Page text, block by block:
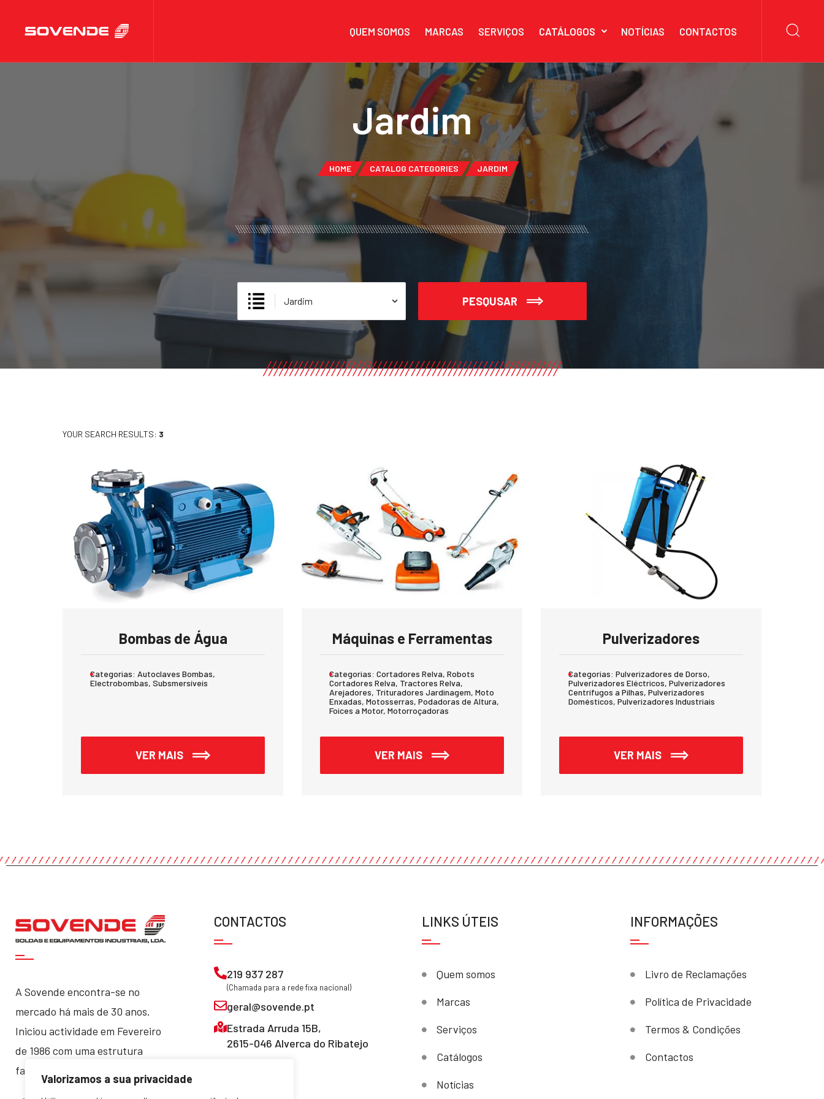
Valorizamos a sua privacidade
QUEM SOMOS MARCAS SERVIÇOS CATÁLOGOS NOTÍCIAS CONTACTOS
Jardim
HOME CATALOG CATEGORIES JARDIM
PESQUSAR
YOUR SEARCH RESULTS: 3
Bombas de Água
Categorias: Autoclaves Bombas,
Electrobombas, Subsmersíveis
VER MAIS
Máquinas e Ferramentas
Categorias: Cortadores Relva, Robots
Cortadores Relva, Tractores Relva,
Arejadores, Trituradores Jardinagem, Moto
Enxadas, Motosserras, Podadoras de Altura,
Foices a Motor, Motorroçadoras
VER MAIS
Pulverizadores
Categorias: Pulverizadores de Dorso,
Pulverizadores Eléctricos, Pulverizadores
Centrífugos a Pilhas, Pulverizadores
Domésticos, Pulverizadores Industriais
VER MAIS
A Sovende encontra-se no
mercado há mais de 30 anos.
Iniciou actividade em Fevereiro
de 1986 com uma estrutura
familiar, que manteve até hoje.
CONTACTOS
219 937 287
(Chamada para a rede fixa nacional)
geral@sovende.pt
Estrada Arruda 15B,
2615-046 Alverca do Ribatejo
LINKS ÚTEIS
Quem somos
Marcas
Serviços
Catálogos
Notícias
INFORMAÇÕES
Livro de Reclamações
Política de Privacidade
Termos & Condições
Contactos